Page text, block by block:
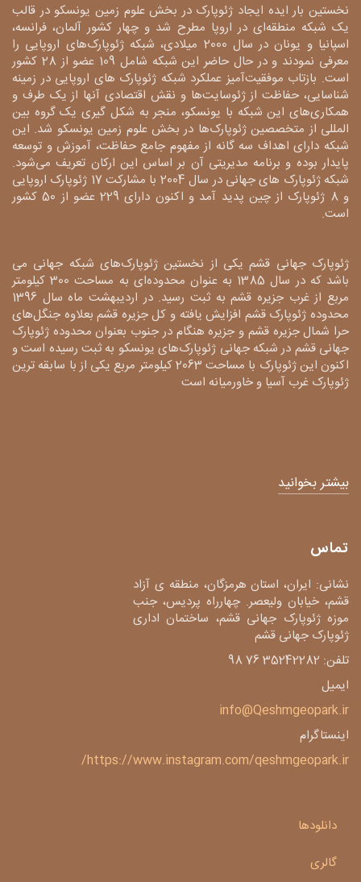
نخستین بار ایده ایجاد ژئوپارک در بخش علوم زمین یونسکو در قالب
یک شبکه منطقه‌ای در اروپا مطرح شد و چهار کشور آلمان، فرانسه،
اسپانیا و یونان در سال 2000 میلادی، شبکه ژئوپارک‌های اروپایی را
معرفی نمودند و در حال حاضر این شبکه شامل 109 عضو از 28 کشور
است. بازتاب موفقیت‌آمیز عملکرد شبکه ژئوپارک های اروپایی در زمینه
شناسایی، حفاظت از ژئوسایت‌ها و نقش اقتصادی آنها از یک طرف و
همکاری‌های این شبکه با یونسکو، منجر به شکل گیری یک گروه بین
المللی از متخصصین ژئوپارک‌ها در بخش علوم زمین یونسکو شد. این
شبکه دارای اهداف سه گانه از مفهوم جامع حفاظت، آموزش و توسعه
پایدار بوده و برنامه مدیریتی آن بر اساس این ارکان تعریف می‌شود.
شبکه ژئوپارک های جهانی در سال 2004 با مشارکت 17 ژئوپارک اروپایی
و 8 ژئوپارک از چین پدید آمد و اکنون دارای 229 عضو از 50 کشور
است.
ژئوپارک جهانی قشم یکی از نخستین ژئوپارک‌های شبکه جهانی می
باشد که در سال 1385 به عنوان محدوده‌ای به مساحت 300 کیلومتر
مربع از غرب جزیره قشم به ثبت رسید. در اردیبهشت ماه سال 1396
محدوده ژئوپارک قشم افزایش یافته و کل جزیره قشم بعلاوه جنگل‌های
حرا شمال جزیره قشم و جزیره هنگام در جنوب بعنوان محدوده ژئوپارک
جهانی قشم در شبکه جهانی ژئوپارک‌های یونسکو به ثبت رسیده است و
اکنون این ژئوپارک با مساحت 2063 کیلومتر مربع یکی از با سابقه ترین
ژئوپارک غرب آسیا و خاورمیانه است
بیشتر بخوانید
تماس
نشانی: ایران، استان هرمزگان، منطقه ی آزاد
قشم، خیابان ولیعصر. چهارراه پردیس، جنب
موزه ژئوپارک جهانی قشم، ساختمان اداری
ژئوپارک جهانی قشم
تلفن: 35242282 76 98
ایمیل
info@Qeshmgeopark.ir
اینستاگرام
https://www.instagram.com/qeshmgeopark.ir/
دانلودها
گالری